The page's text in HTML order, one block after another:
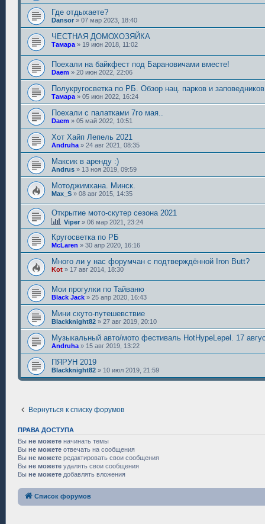
Где отдыхаете?
Dansor » 07 мар 2023, 18:40
ЧЕСТНАЯ ДОМОХОЗЯЙКА
Тамара » 19 июн 2018, 11:02
Поехали на байкфест под Барановичами вместе!
Daem » 20 июн 2022, 22:06
Полукругосветка по РБ. Обзор нац. парков и заповедников.
Тамара » 05 июн 2022, 16:24
Поехали с палатками 7го мая..
Daem » 05 май 2022, 10:51
Хот Хайп Лепель 2021
Andruha » 24 авг 2021, 08:35
Максик в аренду :)
Andrus » 13 ноя 2019, 09:59
Мотоджимхана. Минск.
Max_S » 08 авг 2015, 14:35
Открытие мото-скутер сезона 2021
Viper » 06 мар 2021, 23:24
Кругосветка по РБ
McLaren » 30 апр 2020, 16:16
Много ли у нас форумчан с подтверждённой Iron Butt?
Kot » 17 авг 2014, 18:30
Мои прогулки по Тайваню
Black Jack » 25 апр 2020, 16:43
Мини скуто-путешевствие
Blackknight82 » 27 авг 2019, 20:10
Музыкальный авто/мото фестиваль HotHypeLepel. 17
Andruha » 15 авг 2019, 13:22
ПЯРУН 2019
Blackknight82 » 10 июл 2019, 21:59
Вернуться к списку форумов
ПРАВА ДОСТУПА
Вы не можете начинать темы
Вы не можете отвечать на сообщения
Вы не можете редактировать свои сообщения
Вы не можете удалять свои сообщения
Вы не можете добавлять вложения
Список форумов